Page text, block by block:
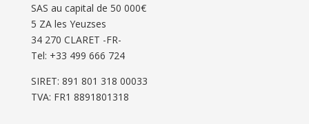
SAS au capital de 50 000€
5 ZA les Yeuzses
34 270 CLARET -FR-
Tel: ‭+33 499 666 724‬
SIRET: 891 801 318 00033
TVA: FR1 8891801318